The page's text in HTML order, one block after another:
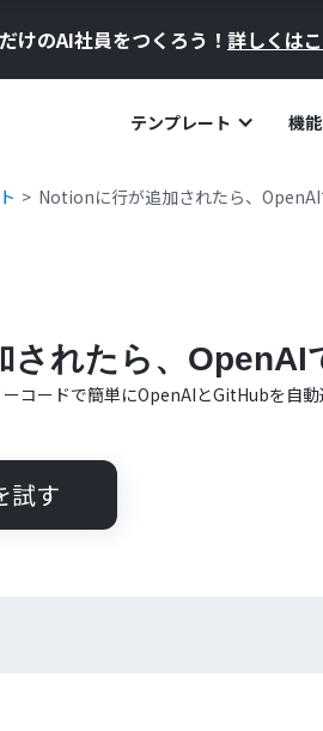
けのAI社員をつくろう！ 詳しくは
テンプレート 機能
Notionに行が追加されたら、
されたら、
コードで簡単にOpenAIとGitHubを自動
試す